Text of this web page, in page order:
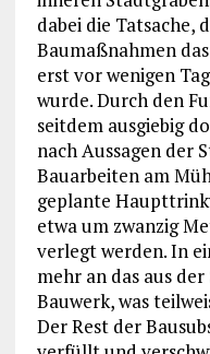
dabei die Tatsache,
Baumaßnahmen
erst vor wenigen
wurde. Durch den
seitdem ausgiebig
nach Aussagen der
Bauarbeiten am
geplante
etwa um zwanzig
verlegt werden. In
mehr an das aus
Bauwerk, was
Der Rest der